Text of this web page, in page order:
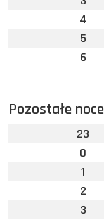
4
5
6
Pozostałe noce
23
0
1
2
3